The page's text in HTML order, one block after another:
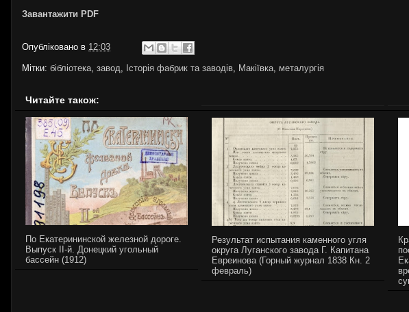
Завантажити PDF
Опубліковано в 12:03
Мітки: бібліотека, завод, Історія фабрик та заводів, Макіївка, металургія
Читайте також:
По Екатерининской железной дороге.
Выпуск II-й. Донецкий угольный
бассейн (1912)
Результат испытания каменного угля
округа Луганского завода Г. Капитана
Евреинова (Горный журнал 1838 Кн. 2
февраль)